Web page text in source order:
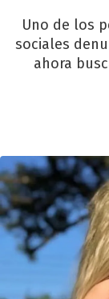
Uno de los
sociales
ahora